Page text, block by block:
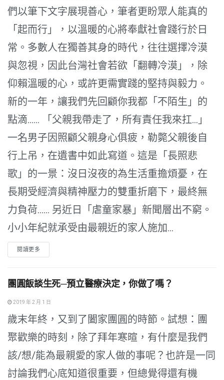
們以筆下文字展現善心，筆者更盼眾人能真的
「起而行」，以溫暖的心將奉獻社會踐行於日
常。多數人在獨善其身的時代，往往選擇冷漠
與忽視，因此台灣社會若欲「翻轉冷漠」，除
仰賴溫暖的心，或許更需實踐的堅持與毅力。
新的一年，讓我們先回顧你我都「不陌生」的
點滴…… 「父親我帶走了，所有責任我來扛…」
一名男子因照顧父親身心俱疲，勒斃父親後自
行上吊，在遺書中如此寫道。這是「長照悲
歌」的一景：沒日沒夜的為生活重擔煩憂，在
長期受經濟與精神壓力的雙重折磨下，最終無
力負荷…… 另近日「虐童家暴」新聞層出不窮。
小小年紀就承受由最親近的家人施加...
閱讀更多
團圓飯談生死─預立醫療決定，你做了嗎？
2019 年 2 月 1 日
歲末年終，又到了闔家團圓的時節。試想：團
聚歡樂的時刻，除了拜年寒暄，有什麼是我們
該/想/能為最親愛的家人做的事呢？也許是一同
討論我們心底知道很重要，但總覺得還有機